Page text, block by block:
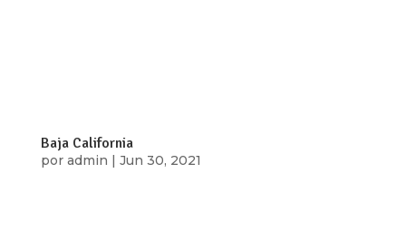
Baja California
por admin | Jun 30, 2021